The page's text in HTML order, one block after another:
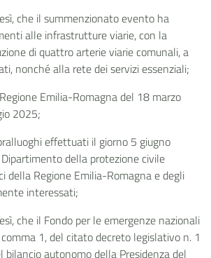
che il summenzionato evento ha
alle infrastrutture viarie, con la
di quattro arterie viarie comunali, a
nonché alla rete dei servizi essenziali;
Emilia-Romagna del 18 marzo
2025;
effettuati il giorno 5 giugno
della protezione civile
della Regione Emilia-Romagna e degli
interessati;
che il Fondo per le emergenze nazionali
1, del citato decreto legislativo n. 1
autonomo della Presidenza del